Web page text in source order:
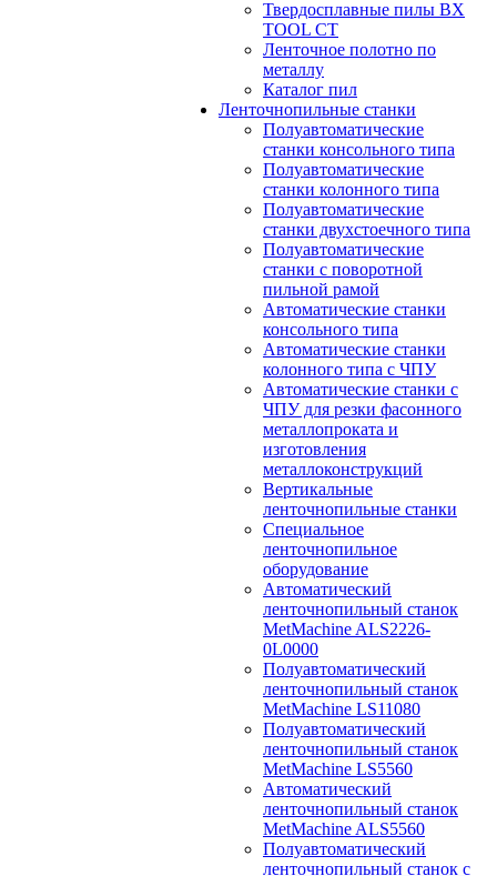
Твердосплавные пилы BX
TOOL CT
Ленточное полотно по
металлу
Каталог пил
Ленточнопильные станки
Полуавтоматические
станки консольного типа
Полуавтоматические
станки колонного типа
Полуавтоматические
станки двухстоечного типа
Полуавтоматические
станки с поворотной
пильной рамой
Автоматические станки
консольного типа
Автоматические станки
колонного типа с ЧПУ
Автоматические станки с
ЧПУ для резки фасонного
металлопроката и
изготовления
металлоконструкций
Вертикальные
ленточнопильные станки
Специальное
ленточнопильное
оборудование
Автоматический
ленточнопильный станок
MetMachine ALS2226-
0L0000
Полуавтоматический
ленточнопильный станок
MetMachine LS11080
Полуавтоматический
ленточнопильный станок
MetMachine LS5560
Автоматический
ленточнопильный станок
MetMachine ALS5560
Полуавтоматический
ленточнопильный станок с